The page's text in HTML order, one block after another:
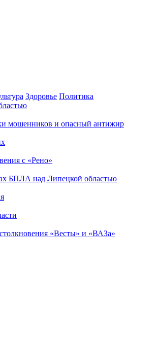
Здоровье Политика
мошенников и опасный антижир
с «Рено»
БПЛА над Липецкой областью
«Весты» и «ВАЗа»